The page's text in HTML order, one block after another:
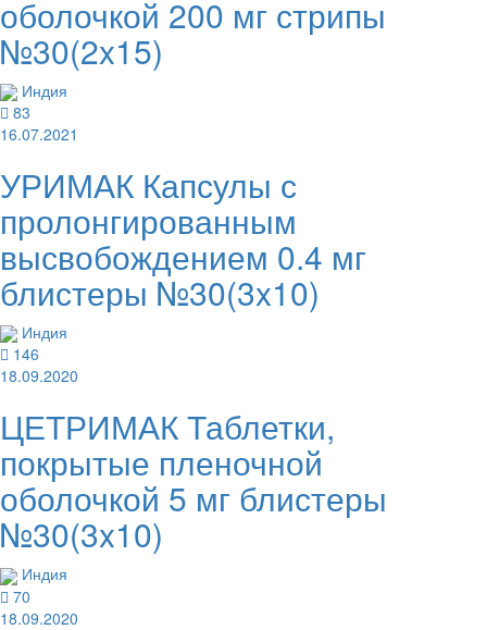
оболочкой 200 мг стрипы
№30(2x15)
Индия
83
16.07.2021
УРИМАК Капсулы с
пролонгированным
высвобождением 0.4 мг
блистеры №30(3x10)
Индия
146
18.09.2020
ЦЕТРИМАК Таблетки,
покрытые пленочной
оболочкой 5 мг блистеры
№30(3x10)
Индия
70
18.09.2020